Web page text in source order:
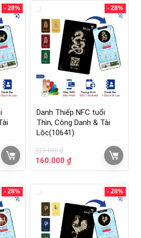
- 28% - 28%
Danh Thiếp NFC tuổi
Thìn, Công Danh & Tài
Lộc(10641)
223.000₫
160.000 ₫
- 28% - 28%